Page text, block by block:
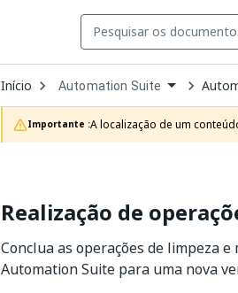
Início Open
Dropdown
to
choose
product
Automation Suite
Importante :A localização de um
Realização de
Conclua as operações de limpeza
Automation Suite para uma nova